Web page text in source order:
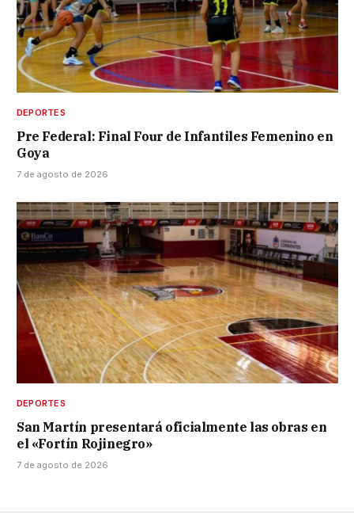
DEPORTES
Pre Federal: Final Four de Infantiles Femenino en
Goya
7 de agosto de 2026
DEPORTES
San Martín presentará oficialmente las obras en
el «Fortín Rojinegro»
7 de agosto de 2026